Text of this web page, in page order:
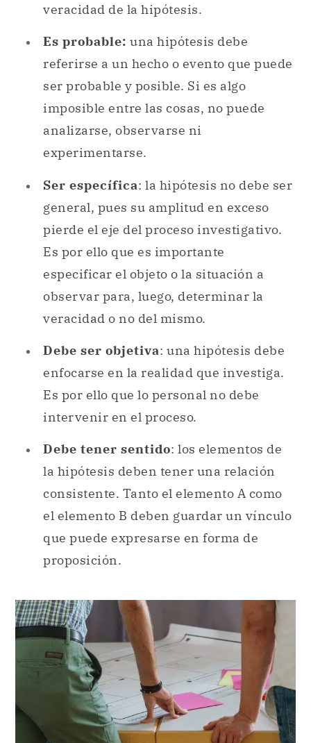
veracidad de la hipótesis.
Es probable: una hipótesis debe
referirse a un hecho o evento que puede
ser probable y posible. Si es algo
imposible entre las cosas, no puede
analizarse, observarse ni
experimentarse.
Ser específica: la hipótesis no debe ser
general, pues su amplitud en exceso
pierde el eje del proceso investigativo.
Es por ello que es importante
especificar el objeto o la situación a
observar para, luego, determinar la
veracidad o no del mismo.
Debe ser objetiva: una hipótesis debe
enfocarse en la realidad que investiga.
Es por ello que lo personal no debe
intervenir en el proceso.
Debe tener sentido: los elementos de
la hipótesis deben tener una relación
consistente. Tanto el elemento A como
el elemento B deben guardar un vínculo
que puede expresarse en forma de
proposición.